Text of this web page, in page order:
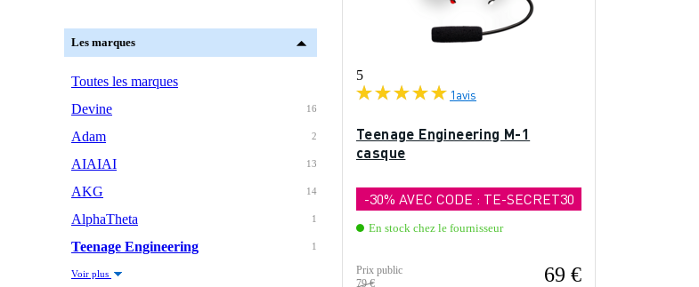
Les marques
Toutes les marques
16
Devine
2
Adam
13
AIAIAI
14
AKG
1
AlphaTheta
1
Teenage Engineering
Voir plus
5
1avis
Teenage Engineering M-1
casque
-30% AVEC CODE : TE-SECRET30
En stock chez le fournisseur
Prix public
79 €
69 €